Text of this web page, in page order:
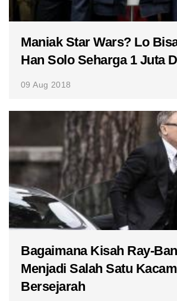
Maniak Star Wars? Lo
Han Solo Seharga 1 Juta
09 Aug 2018
Bagaimana Kisah Ray-
Menjadi Salah Satu
Bersejarah